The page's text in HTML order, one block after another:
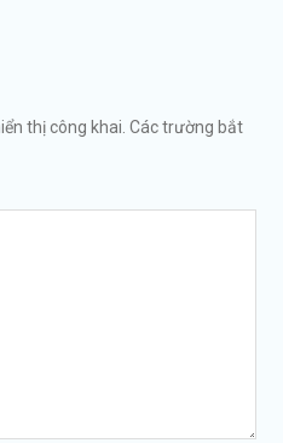
thị công khai. Các trường bắt